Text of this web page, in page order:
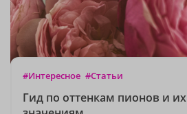
#Интересное #Статьи
Гид по оттенкам пионов и их